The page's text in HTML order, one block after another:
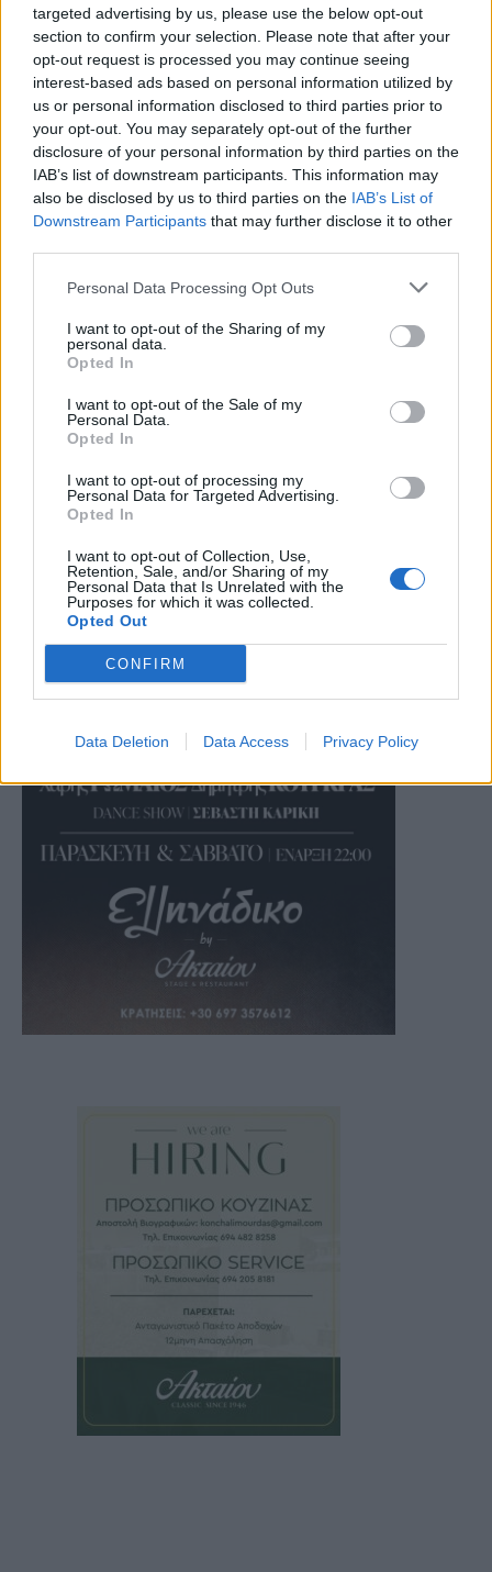
targeted advertising by us, please use the below opt-out
section to confirm your selection. Please note that after your
opt-out request is processed you may continue seeing
interest-based ads based on personal information utilized by
us or personal information disclosed to third parties prior to
your opt-out. You may separately opt-out of the further
disclosure of your personal information by third parties on the
IAB’s list of downstream participants. This information may
also be disclosed by us to third parties on the IAB’s List of
Downstream Participants that may further disclose it to other
Personal Data Processing Opt Outs
I want to opt-out of the Sharing of my
personal data.
Opted In
I want to opt-out of the Sale of my
Personal Data.
Opted In
I want to opt-out of processing my
Personal Data for Targeted Advertising.
Opted In
I want to opt-out of Collection, Use,
Retention, Sale, and/or Sharing of my
Personal Data that Is Unrelated with the
Purposes for which it was collected.
Opted Out
CONFIRM
Data Deletion Data Access Privacy Policy